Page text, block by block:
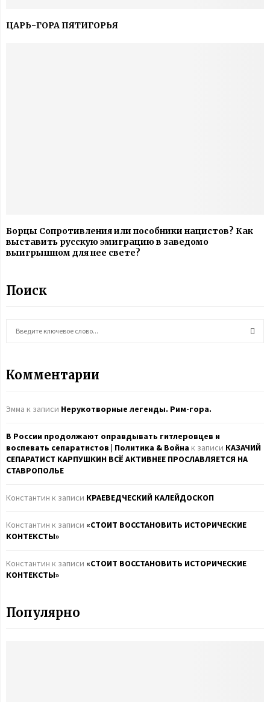
ЦАРЬ-ГОРА ПЯТИГОРЬЯ
Борцы Сопротивления или пособники нацистов? Как
выставить русскую эмиграцию в заведомо
выигрышном для нее свете?
Поиск
c
o
:
C
Комментарии
Эмма к записи Нерукотворные легенды. Рим-гора.
В России продолжают оправдывать гитлеровцев и
воспевать сепаратистов | Политика & Война к записи КАЗАЧИЙ
СЕПАРАТИСТ КАРПУШКИН ВСЁ АКТИВНЕЕ ПРОСЛАВЛЯЕТСЯ НА
СТАВРОПОЛЬЕ
Константин к записи КРАЕВЕДЧЕСКИЙ КАЛЕЙДОСКОП
Константин к записи «СТОИТ ВОССТАНОВИТЬ ИСТОРИЧЕСКИЕ
КОНТЕКСТЫ»
Константин к записи «СТОИТ ВОССТАНОВИТЬ ИСТОРИЧЕСКИЕ
КОНТЕКСТЫ»
Популярно